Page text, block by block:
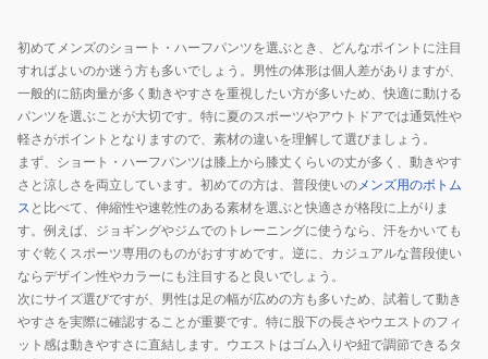
初めてメンズのショート・ハーフパンツを選ぶとき、どんなポイントに注目
すればよいのか迷う方も多いでしょう。男性の体形は個人差がありますが、
一般的に筋肉量が多く動きやすさを重視したい方が多いため、快適に動ける
パンツを選ぶことが大切です。特に夏のスポーツやアウトドアでは通気性や
軽さがポイントとなりますので、素材の違いを理解して選びましょう。
まず、ショート・ハーフパンツは膝上から膝丈くらいの丈が多く、動きやす
さと涼しさを両立しています。初めての方は、普段使いのメンズ用のボトム
ス と比べて、伸縮性や速乾性のある素材を選ぶと快適さが格段に上がりま
す。例えば、ジョギングやジムでのトレーニングに使うなら、汗をかいても
すぐ乾くスポーツ専用のものがおすすめです。逆に、カジュアルな普段使い
ならデザイン性やカラーにも注目すると良いでしょう。
次にサイズ選びですが、男性は足の幅が広めの方も多いため、試着して動き
やすさを実際に確認することが重要です。特に股下の長さやウエストのフィ
ット感は動きやすさに直結します。ウエストはゴム入りや紐で調節できるタ